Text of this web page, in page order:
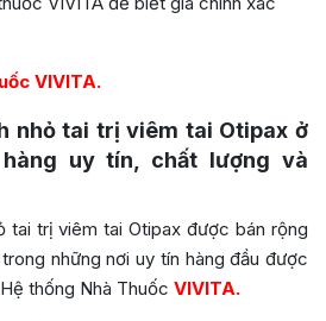
VIVITA.
nhỏ tai trị viêm tai Otipax ở
uy tín, chất lượng và
tai trị viêm tai Otipax được bán rộng
những nơi uy tín hàng đầu được
thống Nhà Thuốc VIVITA.